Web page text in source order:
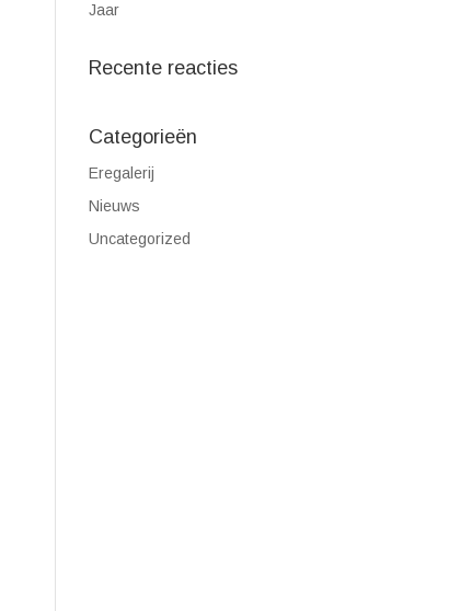
Jaar
Recente reacties
Categorieën
Eregalerij
Nieuws
Uncategorized